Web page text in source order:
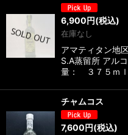
6,900円(税込)
在庫なし
アマティタン
S.A蒸留所 ア
量： ３７５ｍ
チャムコス
7,600 円(税込)